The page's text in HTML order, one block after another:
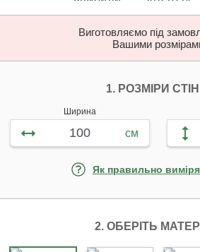
Виготовляємо під
Вашими
1. РОЗМІРИ
Ширина
см
Як правильно
2. ОБЕРІТЬ